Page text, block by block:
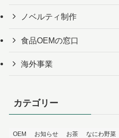
ノベルティ制作
食品OEMの窓口
海外事業
カテゴリー
OEM お知らせ お茶 なにわ野菜